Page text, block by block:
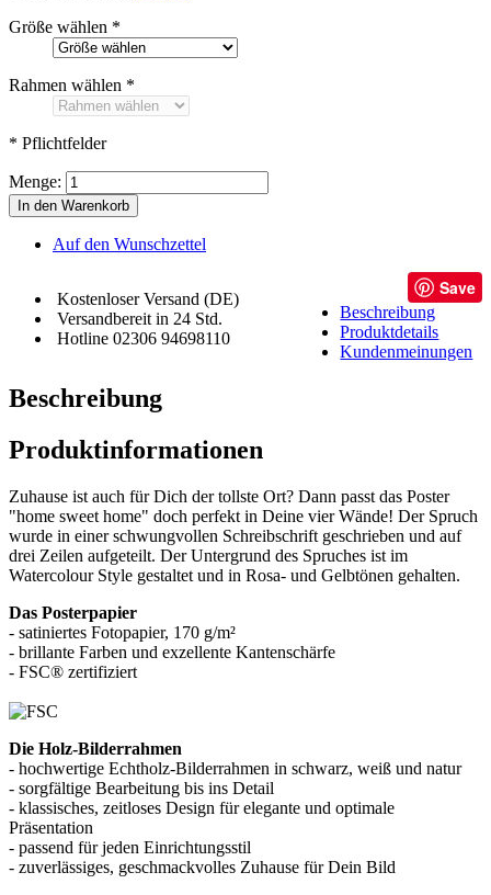
Größe wählen *
Rahmen wählen *
* Pflichtfelder
Menge:
In den Warenkorb
Auf den Wunschzettel
Kostenloser Versand (DE)
Versandbereit in 24 Std.
Hotline 02306 94698110
Save
Beschreibung
Produktdetails
Kundenmeinungen
Beschreibung
Produktinformationen
Zuhause ist auch für Dich der tollste Ort? Dann passt das Poster
"home sweet home" doch perfekt in Deine vier Wände! Der Spruch
wurde in einer schwungvollen Schreibschrift geschrieben und auf
drei Zeilen aufgeteilt. Der Untergrund des Spruches ist im
Watercolour Style gestaltet und in Rosa- und Gelbtönen gehalten.
Das Posterpapier
- satiniertes Fotopapier, 170 g/m²
- brillante Farben und exzellente Kantenschärfe
- FSC® zertifiziert
Die Holz-Bilderrahmen
- hochwertige Echtholz-Bilderrahmen in schwarz, weiß und natur
- sorgfältige Bearbeitung bis ins Detail
- klassisches, zeitloses Design für elegante und optimale
Präsentation
- passend für jeden Einrichtungsstil
- zuverlässiges, geschmackvolles Zuhause für Dein Bild